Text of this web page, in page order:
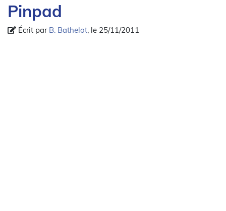
Pinpad
Écrit par B. Bathelot, le 25/11/2011